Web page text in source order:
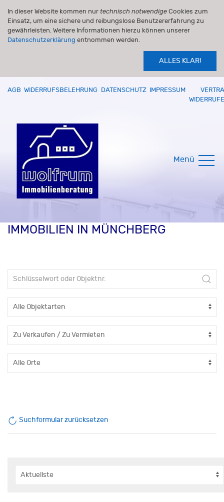
In dieser Website kommen nur technisch notwendige Cookies zum
Einsatz, um eine sichere und reibungslose Benutzererfahrung zu
gewährleisten. Weitere Informationen hierzu können unserer
Datenschutzerklärung entnommen werden.
ALLES KLAR!
AGB WIDERRUFSBELEHRUNG DATENSCHUTZ IMPRESSUM
Menü
IMMOBILIEN IN MÜNCHBERG
Suchformular zurücksetzen